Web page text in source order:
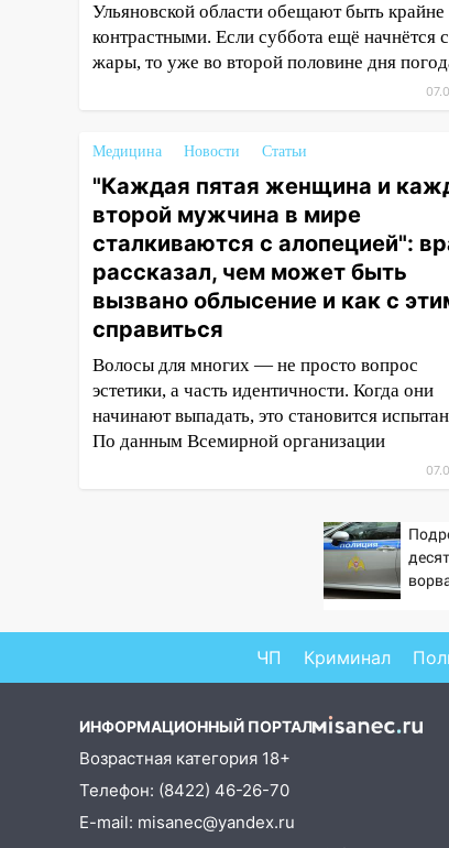
12:00 Где есть бензин в
Ульяновске 7 августа: список
АЗС
вынес приговор
11:38 В Ленинском районе
пожар полностью уничтожил
дачный дом и сарай
11:38 В Госдуме предложили
отменить ЕГЭ с 2027 года
11:25
выявлять нарушителей на
контейнерных площадках
11:20 Ульяновская
В Ульяновске открыли
памятную доску декабристу
ночью нашли потерявшегося в
мужчину
10:26 На нескольких улицах
Ульяновска временно
отключили холодную воду
Ульяновской области обещают быть крайне
контрастными. Если суббота ещё начнётся с
жары, то уже во второй половине дня
Медицина Новости Статьи
"Каждая пятая женщина и
второй мужчина в мире
сталкиваются с алопецией":
рассказал, чем может быть
вызвано облысение и как с
справиться
Волосы для многих — не просто вопрос
эстетики, а часть идентичности. Когда они
начинают выпадать, это становится
По данным Всемирной организации
ЧП Криминал
ИНФОРМАЦИОННЫЙ ПОРТАЛ
Возрастная категория 18+
Телефон: (8422) 46-26-70
E-mail: misanec@yandex.ru